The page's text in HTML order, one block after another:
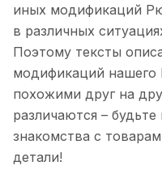
иных модификаций
в различных
Поэтому тексты
модификаций нашего
похожими друг на
различаются –
знакомства с
детали!